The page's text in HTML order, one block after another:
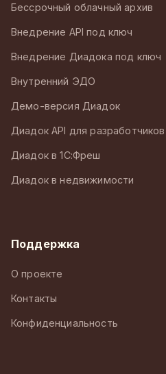
Бессрочный облачный архив
Внедрение API под ключ
Внедрение Диадока под ключ
Внутренний ЭДО
Демо-версия Диадок
Диадок API для разработчиков
Диадок в 1С:Фреш
Диадок в недвижимости
Поддержка
О проекте
Контакты
Конфиденциальность